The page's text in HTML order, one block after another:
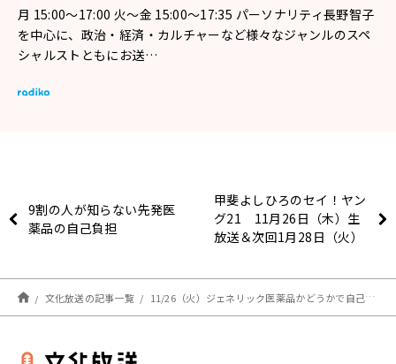
月 15:00～17:00 火～金 15:00～17:35 パーソナリティ長野智子
を中心に、政治・経済・カルチャーなど様々なジャンルのスペ
シャルストともにお送…
9割の人が知らない先発医
薬品の自己負担
甲斐よしひろのセイ！ヤン
グ21 11月26日（木）生
放送＆次回1月28日（火）
文化放送の記事一覧 11/26（火）ジェネリック医薬品かどうかで自己負担額が変わる＆松尾貴史さんが社会に抱く「違和感」